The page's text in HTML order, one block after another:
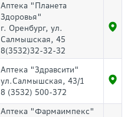
Аптека "Планета
Здоровья"
г. Оренбург, ул.
Салмышская, 45
8(3532)32-32-32
Аптека "Здравсити"
ул.Салмышская, 43/1
8 (3532) 500-372
Аптека "Фармаимпекс"